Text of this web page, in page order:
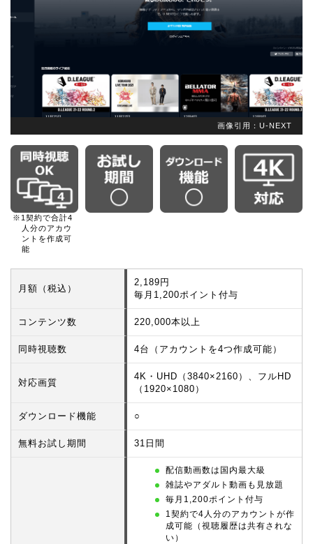
画像引用：U-NEXT
※1契約で合計4
人分のアカウ
ントを作成可
能
月額（税込）
2,189円
毎月1,200ポイント付与
コンテンツ数 220,000本以上
同時視聴数 4台（アカウントを4つ作成可能）
対応画質
4K・UHD（3840×2160）、フルHD
（1920×1080）
ダウンロード機能 ○
無料お試し期間 31日間
配信動画数は国内最大級
雑誌やアダルト動画も見放題
毎月1,200ポイント付与
1契約で4人分のアカウントが作
成可能（視聴履歴は共有されな
い）